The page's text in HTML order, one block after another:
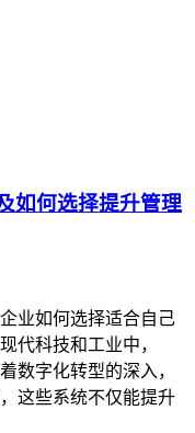
如何选择提升管理
业如何选择适合自己
代科技和工业中，
数字化转型的深入，
这些系统不仅能提升